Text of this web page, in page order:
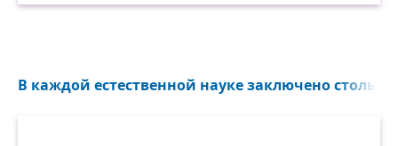
В каждой естественной науке заключено